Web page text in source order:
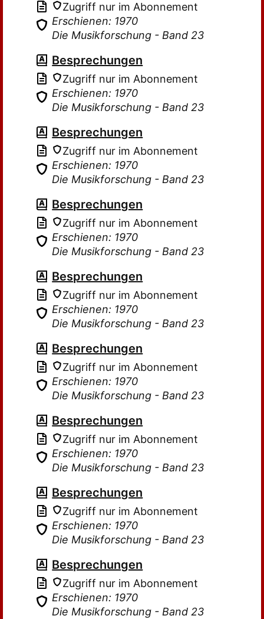
Zugriff nur im Abonnement
Erschienen: 1970
Die Musikforschung - Band 23
Besprechungen
Zugriff nur im Abonnement
Erschienen: 1970
Die Musikforschung - Band 23
Besprechungen
Zugriff nur im Abonnement
Erschienen: 1970
Die Musikforschung - Band 23
Besprechungen
Zugriff nur im Abonnement
Erschienen: 1970
Die Musikforschung - Band 23
Besprechungen
Zugriff nur im Abonnement
Erschienen: 1970
Die Musikforschung - Band 23
Besprechungen
Zugriff nur im Abonnement
Erschienen: 1970
Die Musikforschung - Band 23
Besprechungen
Zugriff nur im Abonnement
Erschienen: 1970
Die Musikforschung - Band 23
Besprechungen
Zugriff nur im Abonnement
Erschienen: 1970
Die Musikforschung - Band 23
Besprechungen
Zugriff nur im Abonnement
Erschienen: 1970
Die Musikforschung - Band 23